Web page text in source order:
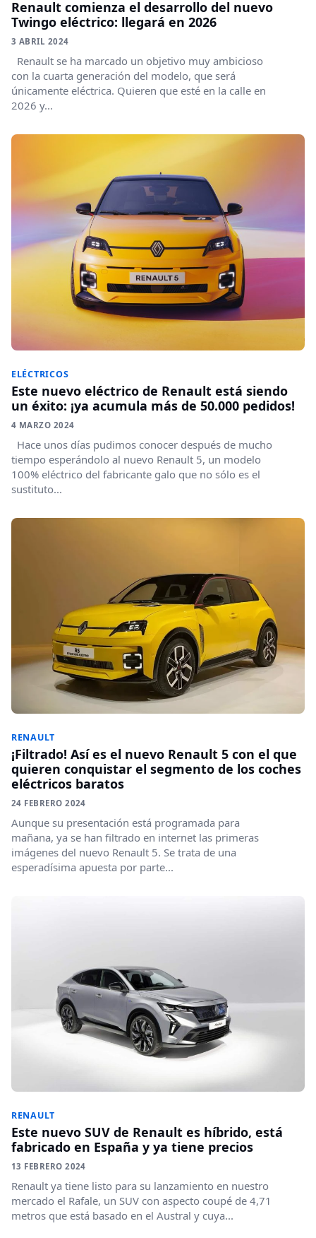
Renault comienza el desarrollo del nuevo
Twingo eléctrico: llegará en 2026
3 ABRIL 2024
Renault se ha marcado un objetivo muy ambicioso
con la cuarta generación del modelo, que será
únicamente eléctrica. Quieren que esté en la calle en
2026 y...
ELÉCTRICOS
Este nuevo eléctrico de Renault está siendo
un éxito: ¡ya acumula más de 50.000 pedidos!
4 MARZO 2024
Hace unos días pudimos conocer después de mucho
tiempo esperándolo al nuevo Renault 5, un modelo
100% eléctrico del fabricante galo que no sólo es el
sustituto...
RENAULT
¡Filtrado! Así es el nuevo Renault 5 con el que
quieren conquistar el segmento de los coches
eléctricos baratos
24 FEBRERO 2024
Aunque su presentación está programada para
mañana, ya se han filtrado en internet las primeras
imágenes del nuevo Renault 5. Se trata de una
esperadísima apuesta por parte...
RENAULT
Este nuevo SUV de Renault es híbrido, está
fabricado en España y ya tiene precios
13 FEBRERO 2024
Renault ya tiene listo para su lanzamiento en nuestro
mercado el Rafale, un SUV con aspecto coupé de 4,71
metros que está basado en el Austral y cuya...